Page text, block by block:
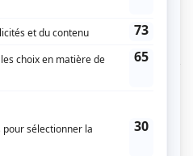
pour